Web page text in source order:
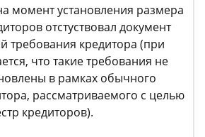
момент установления размера
отстуствовал документ
требования кредитора (при
что такие требования не
в рамках обычного
рассматриваемого с целью
кредиторов).